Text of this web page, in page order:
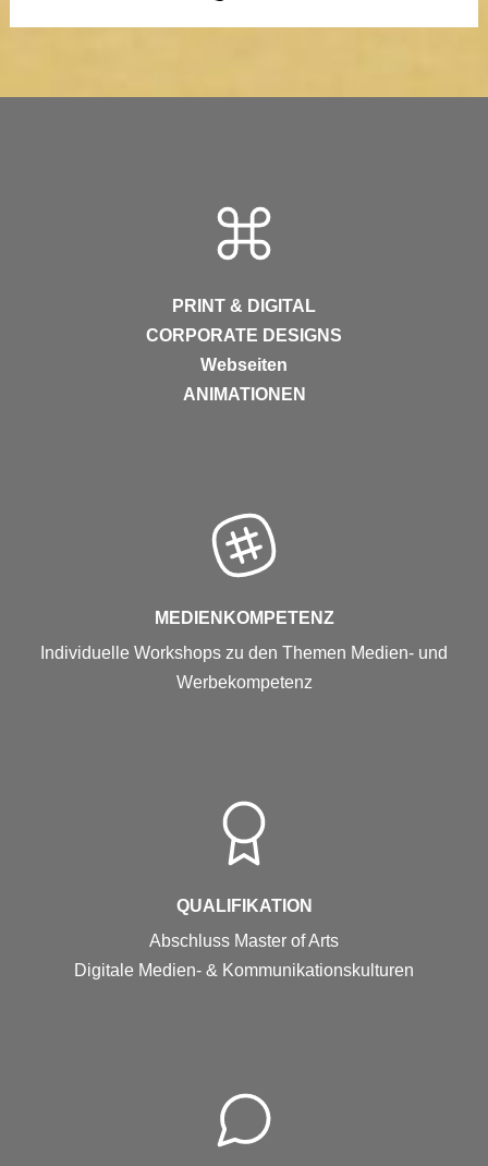
PRINT & DIGITAL
CORPORATE DESIGNS
Webseiten
ANIMATIONEN
MEDIENKOMPETENZ
Individuelle Workshops zu den Themen Medien- und
Werbekompetenz
QUALIFIKATION
Abschluss Master of Arts
Digitale Medien- & Kommunikationskulturen